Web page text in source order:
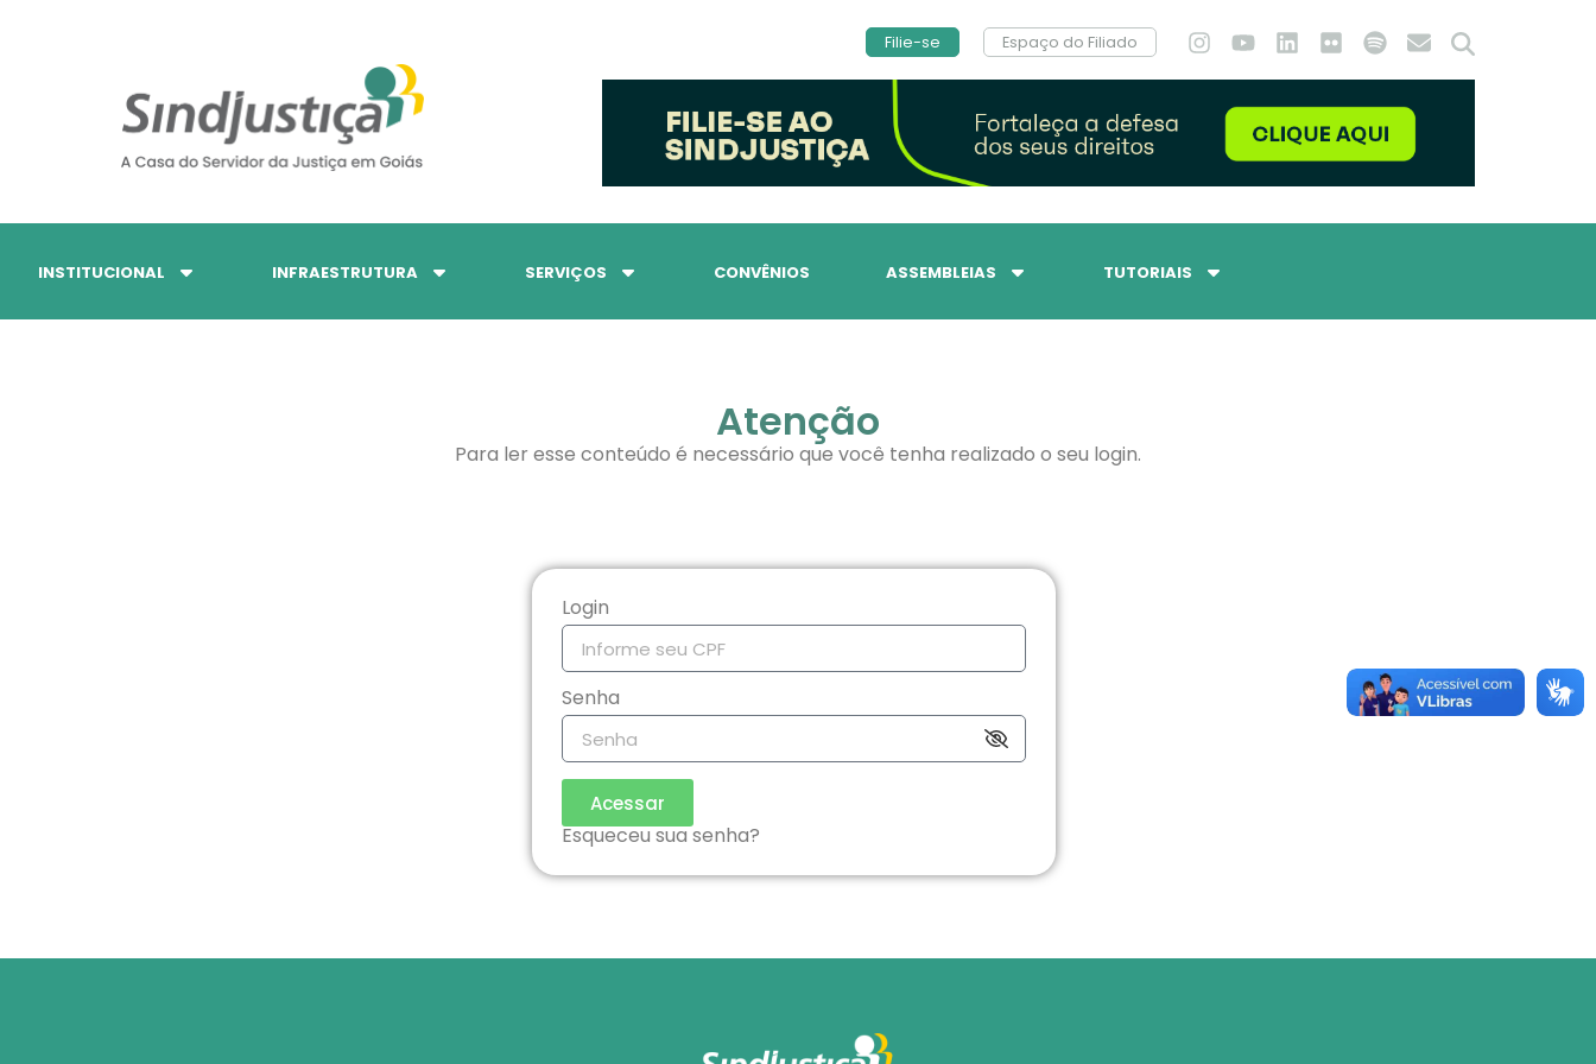
Filie-se Espaço do Filiado
INSTITUCIONAL INFRAESTRUTURA SERVIÇOS CONVÊNIOS ASSEMBLEIAS TUTORIAIS
Atenção
Para ler esse conteúdo é necessário que você tenha realizado o seu login.
Login
Senha
Acessar
Esqueceu sua senha?